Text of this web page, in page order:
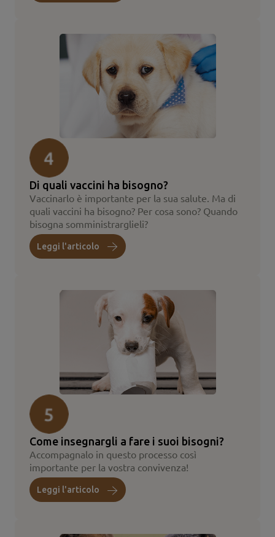
Di quali vaccini ha bisogno?
Vaccinarlo è importante per la sua salute. Ma di
quali vaccini ha bisogno? Per cosa sono? Quando
bisogna somministrarglieli?
Leggi l'articolo
Come insegnargli a fare i suoi bisogni?
Accompagnalo in questo processo così
importante per la vostra convivenza!
Leggi l'articolo